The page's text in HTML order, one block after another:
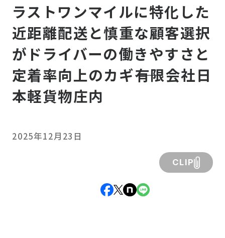
ラストワンマイルに特化した
近距離配送と慎重な顧客選択
がドライバーの働きやすさと
定着率向上のカギ――有限会社日
本軽貨物庄内
2025年12月23日
CLIP